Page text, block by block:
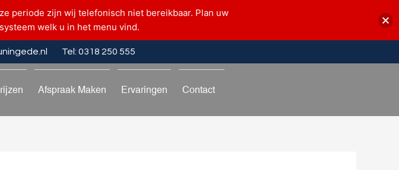
Tel: 0318 250 555
Afspraak Maken Ervaringen Contact
periode zijn wij telefonisch niet bereikbaar. Plan uw
welk u in het menu vind.